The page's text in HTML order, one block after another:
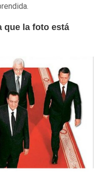
que la foto está